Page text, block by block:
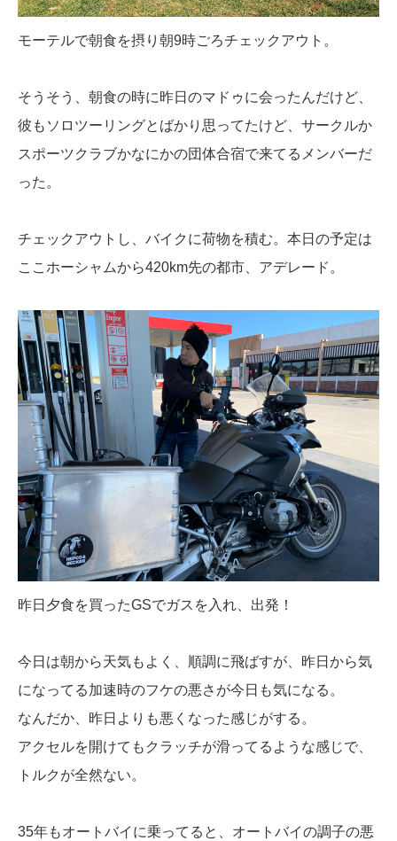
モーテルで朝食を摂り朝9時ごろチェックアウト。
そうそう、朝食の時に昨日のマドゥに会ったんだけど、
彼もソロツーリングとばかり思ってたけど、サークルか
スポーツクラブかなにかの団体合宿で来てるメンバーだ
った。
チェックアウトし、バイクに荷物を積む。本日の予定は
ここホーシャムから420km先の都市、アデレード。
昨日夕食を買ったGSでガスを入れ、出発！
今日は朝から天気もよく、順調に飛ばすが、昨日から気
になってる加速時のフケの悪さが今日も気になる。
なんだか、昨日よりも悪くなった感じがする。
アクセルを開けてもクラッチが滑ってるような感じで、
トルクが全然ない。
35年もオートバイに乗ってると、オートバイの調子の悪